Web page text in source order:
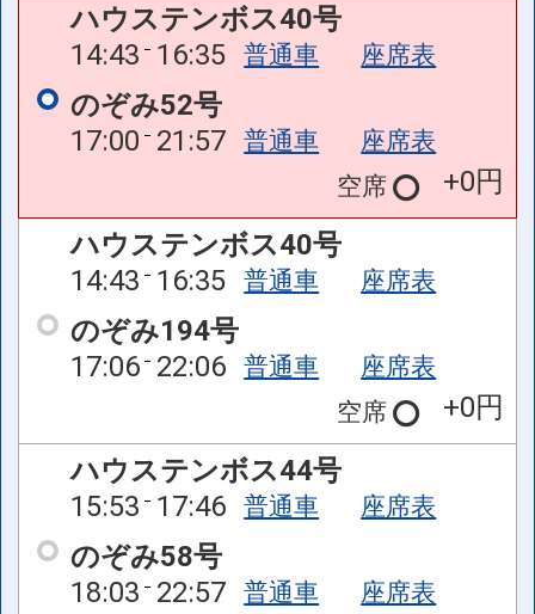
ハウステンボス40号
14:43 16:35 普通車 座席表
のぞみ52号
17:00 21:57 普通車
座席表
空席
+0円
ハウステンボス40号
14:43 16:35 普通車 座席表
のぞみ194号
17:06 22:06 普通車
座席表
空席
+0円
ハウステンボス44号
15:53 17:46 普通車 座席表
のぞみ58号
18:03 22:57 普通車
座席表